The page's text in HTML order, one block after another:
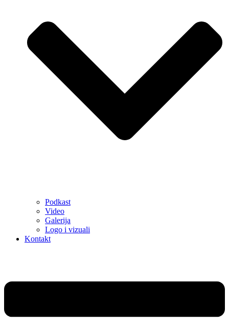
Podkast
Video
Galerija
Logo i vizuali
Kontakt